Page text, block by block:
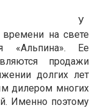
У
на свете
«Альпина». Ее
продажи
долгих лет
дилером многих
Именно поэтому